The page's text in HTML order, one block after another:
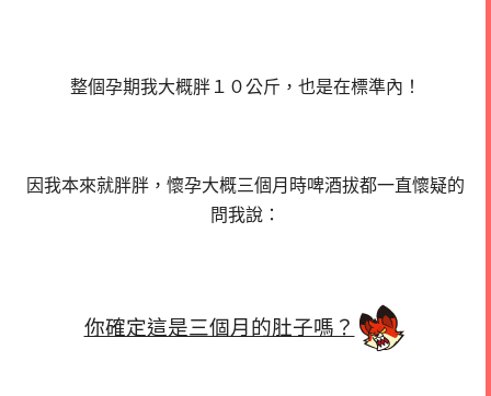
整個孕期我大概胖１０公斤，也是在標準內！
因我本來就胖胖，懷孕大概三個月時啤酒拔都一直懷疑的
問我說：
你確定這是三個月的肚子嗎？